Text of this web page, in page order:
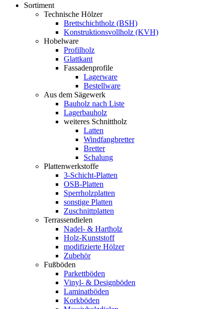
Sortiment
Technische Hölzer
Brettschichtholz (BSH)
Konstruktionsvollholz (KVH)
Hobelware
Profilholz
Glattkant
Fassadenprofile
Lagerware
Bestellware
Aus dem Sägewerk
Bauholz nach Liste
Lagerbauholz
weiteres Schnittholz
Latten
Windfangbretter
Bretter
Schalung
Plattenwerkstoffe
3-Schicht-Platten
OSB-Platten
Sperrholzplatten
sonstige Platten
Zuschnittplatten
Terrassendielen
Nadel- & Hartholz
Holz-Kunststoff
modifizierte Hölzer
Zubehör
Fußböden
Parkettböden
Vinyl- & Designböden
Laminatböden
Korkböden